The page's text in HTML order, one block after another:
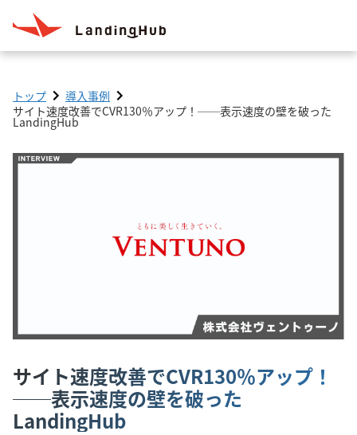
トップ
導入事例
サイト速度改善でCVR130％アップ！──表示速度の壁を破った
LandingHub
サイト速度改善でCVR130％アップ！
──表示速度の壁を破った
LandingHub